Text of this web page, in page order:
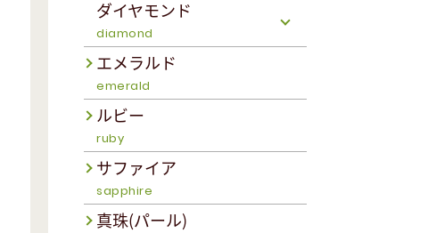
ダイヤモンド
diamond
エメラルド
emerald
ルビー
ruby
サファイア
sapphire
真珠(パール)